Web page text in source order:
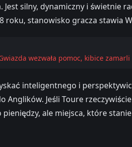
silny, dynamiczny i świetnie
roku, stanowisko gracza stawia
wezwała pomoc, kibice zamarli
inteligentnego i
Anglików. Jeśli Toure
pieniędzy, ale miejsca, które